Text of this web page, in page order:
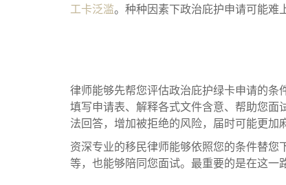
工卡泛滥。种种因素下政治庇护申请可能难
律师能够先帮您评估政治庇护绿卡申请的条
填写申请表、解释各式文件含意、帮助您
法回答，增加被拒绝的风险，届时可能更加
资深专业的移民律师能够依照您的条件替
等，也能够陪同您面试。最重要的是在这一